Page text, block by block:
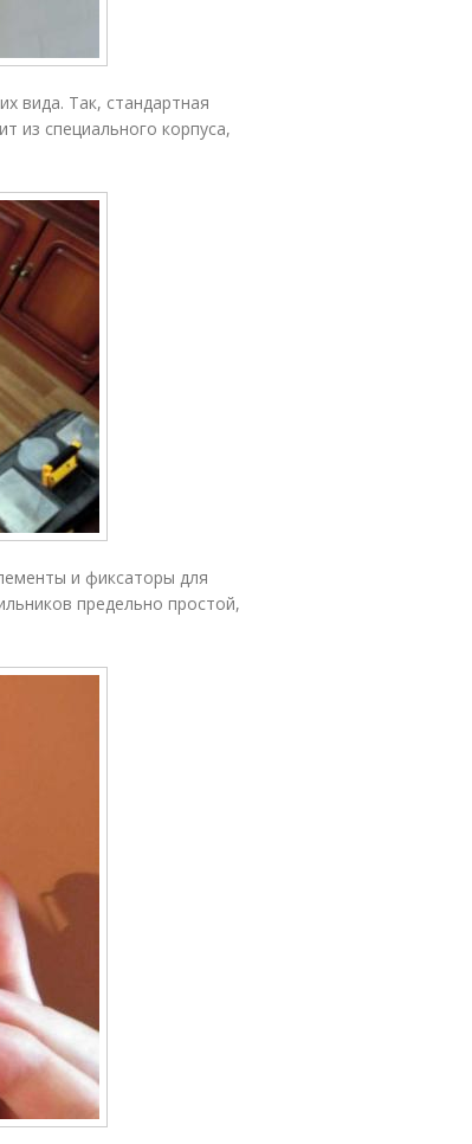
вида. Так, стандартная
из специального корпуса,
и фиксаторы для
предельно простой,